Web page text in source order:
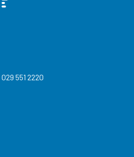
029 551 2220